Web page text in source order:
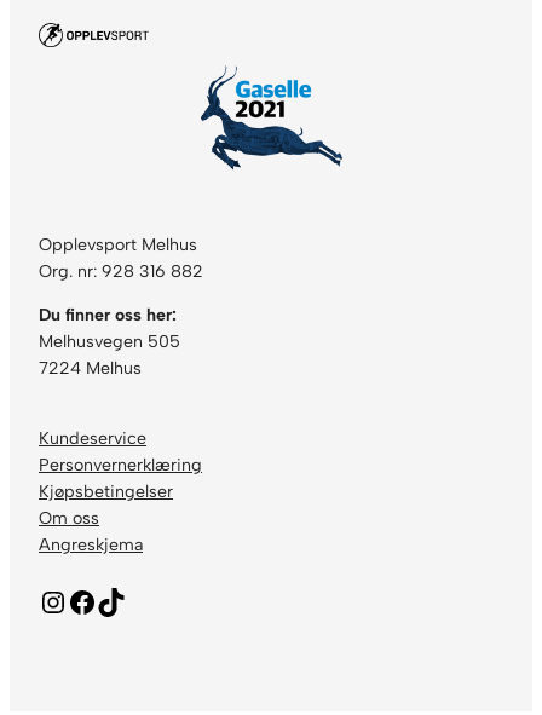
Opplevsport Melhus
Org. nr: 928 316 882
Du finner oss her:
Melhusvegen 505
7224 Melhus
Kundeservice
Personvernerklæring
Kjøpsbetingelser
Om oss
Angreskjema
Instagram Facebook TikTok